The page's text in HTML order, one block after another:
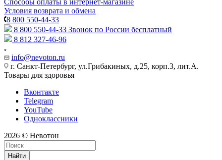
Условия возврата и обмена
8 800 550-44-33
8 800 550-44-33 Звонок по России бесплатный
8 812 327-46-96
info@nevoton.ru
г. Санкт-Петербург, ул.Грибакиных, д.25, корп.3, лит.А.
Товары для здоровья
Вконтакте
Telegram
YouTube
Одноклассники
2026 © Невотон
Найти